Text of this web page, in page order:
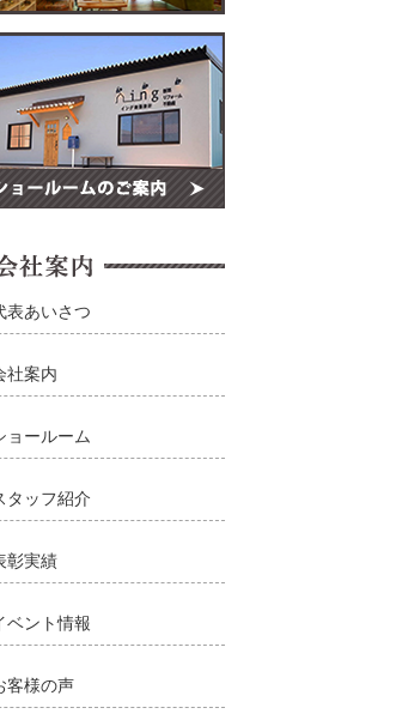
表あいさつ
社案内
ョールーム
タッフ紹介
彰実績
ベント情報
客様の声